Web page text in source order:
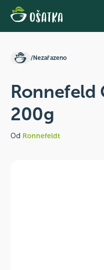
/Nezařazeno
Ronnefeld
200g
Od Ronnefeldt